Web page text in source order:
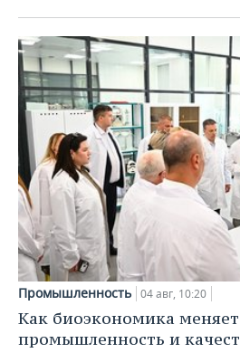
Промышленность 04 авг, 10:20
Как биоэкономика меняет
промышленность и